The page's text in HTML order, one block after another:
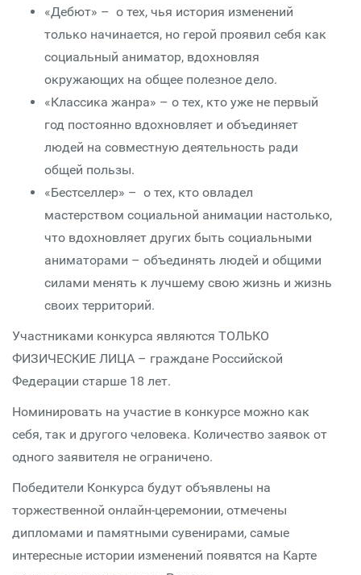
«Дебют» – о тех, чья история изменений
только начинается, но герой проявил себя как
социальный аниматор, вдохновляя
окружающих на общее полезное дело.
«Классика жанра» – о тех, кто уже не первый
год постоянно вдохновляет и объединяет
людей на совместную деятельность ради
общей пользы.
«Бестселлер» – о тех, кто овладел
мастерством социальной анимации настолько,
что вдохновляет других быть социальными
аниматорами – объединять людей и общими
силами менять к лучшему свою жизнь и жизнь
своих территорий.
Участниками конкурса являются ТОЛЬКО
ФИЗИЧЕСКИЕ ЛИЦА – граждане Российской
Федерации старше 18 лет.
Номинировать на участие в конкурсе можно как
себя, так и другого человека. Количество заявок от
одного заявителя не ограничено.
Победители Конкурса будут объявлены на
торжественной онлайн-церемонии, отмечены
дипломами и памятными сувенирами, самые
интересные истории изменений появятся на Карте